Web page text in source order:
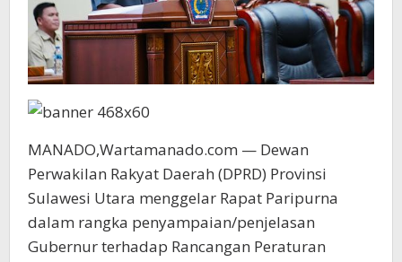
MANADO,Wartamanado.com — Dewan
Perwakilan Rakyat Daerah (DPRD) Provinsi
Sulawesi Utara menggelar Rapat Paripurna
dalam rangka penyampaian/penjelasan
Gubernur terhadap Rancangan Peraturan